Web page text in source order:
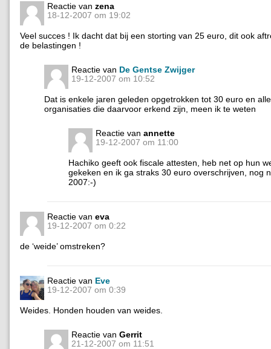
Reactie van zena
18-12-2007 om 19:02
Veel succes ! Ik dacht dat bij een storting van 25 euro, dit ook
de belastingen !
Reactie van De Gentse Zwijger
19-12-2007 om 10:52
Dat is enkele jaren geleden opgetrokken tot 30 euro en
organisaties die daarvoor erkend zijn, meen ik te weten
Reactie van annette
19-12-2007 om 11:00
Hachiko geeft ook fiscale attesten, heb net op hun
gekeken en ik ga straks 30 euro overschrijven, nog
2007:-)
Reactie van eva
19-12-2007 om 0:22
de ‘weide’ omstreken?
Reactie van Eve
19-12-2007 om 0:39
Weides. Honden houden van weides.
Reactie van Gerrit
21-12-2007 om 11:51